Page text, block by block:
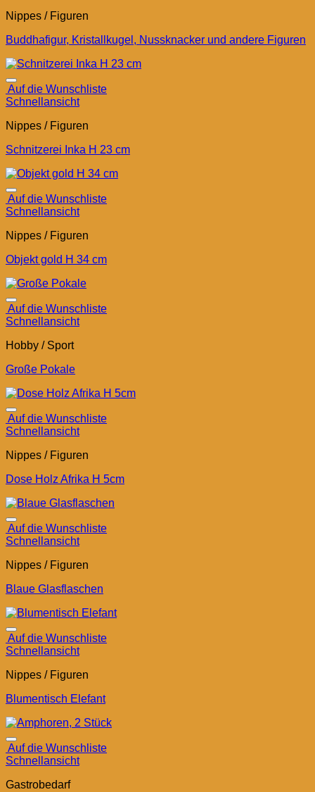
Nippes / Figuren
Buddhafigur, Kristallkugel, Nussknacker und andere Figuren
Auf die Wunschliste
Schnellansicht
Nippes / Figuren
Schnitzerei Inka H 23 cm
Auf die Wunschliste
Schnellansicht
Nippes / Figuren
Objekt gold H 34 cm
Auf die Wunschliste
Schnellansicht
Hobby / Sport
Große Pokale
Auf die Wunschliste
Schnellansicht
Nippes / Figuren
Dose Holz Afrika H 5cm
Auf die Wunschliste
Schnellansicht
Nippes / Figuren
Blaue Glasflaschen
Auf die Wunschliste
Schnellansicht
Nippes / Figuren
Blumentisch Elefant
Auf die Wunschliste
Schnellansicht
Gastrobedarf